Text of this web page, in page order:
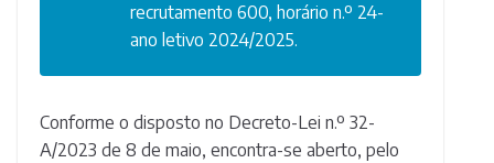
recrutamento 600, horário n.º 24-
ano letivo 2024/2025.
Conforme o disposto no Decreto-Lei n.º 32-
A/2023 de 8 de maio, encontra-se aberto, pelo